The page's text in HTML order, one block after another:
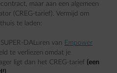
maar aan een algemeen
(CREG-tarief). Vermijd om
te laden:
DALuren van Empower
te verliezen omdat je
ligt dan het CREG-tarief (een